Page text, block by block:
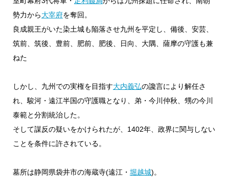
勢力から大宰府を奪回。
良成親王がいた染土城も陥落させ九州を平定し、備後、安芸、
筑前、筑後、豊前、肥前、肥後、日向、大隅、薩摩の守護も兼
ねた
しかし、九州での実権を目指す大内義弘の讒言により解任さ
れ、駿河・遠江半国の守護職となり、弟・今川仲秋、甥の今川
泰範と分割統治した。
そして謀反の疑いをかけられたが、1402年、政界に関与しない
ことを条件に許されている。
墓所は静岡県袋井市の海蔵寺(遠江・ 堀越城)。